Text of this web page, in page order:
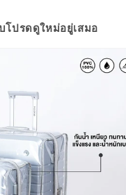
โปรดดูใหม่อยู่เสมอ